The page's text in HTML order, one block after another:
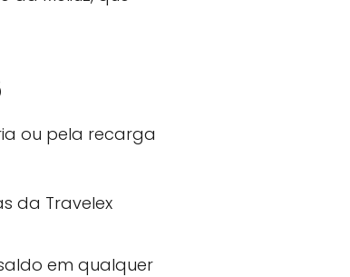
ou pela recarga
da Travelex
em qualquer